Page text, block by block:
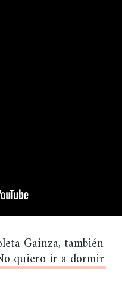
Gainza, también
quiero ir a dormir